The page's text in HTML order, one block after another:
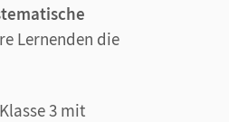
Lernenden die
3 mit